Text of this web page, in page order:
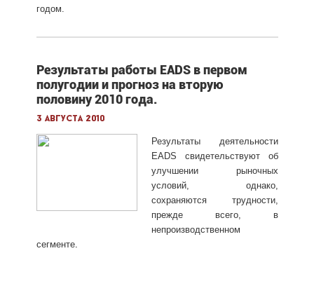
годом.
Результаты работы EADS в первом
полугодии и прогноз на вторую
половину 2010 года.
3 августа 2010
Результаты деятельности
EADS свидетельствуют об
улучшении рыночных
условий, однако,
сохраняются трудности,
прежде всего, в
непроизводственном
сегменте.